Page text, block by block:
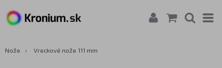
Nože › Vreckové nože 111 mm